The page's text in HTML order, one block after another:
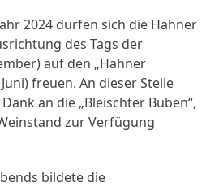
2024 dürfen sich die Hahner
des Tags der
auf den „Hahner
freuen. An dieser Stelle
an die „Bleischter Buben“,
zur Verfügung
bildete die